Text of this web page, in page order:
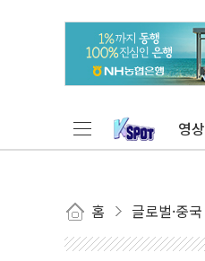
영상
홈 글로벌·중국